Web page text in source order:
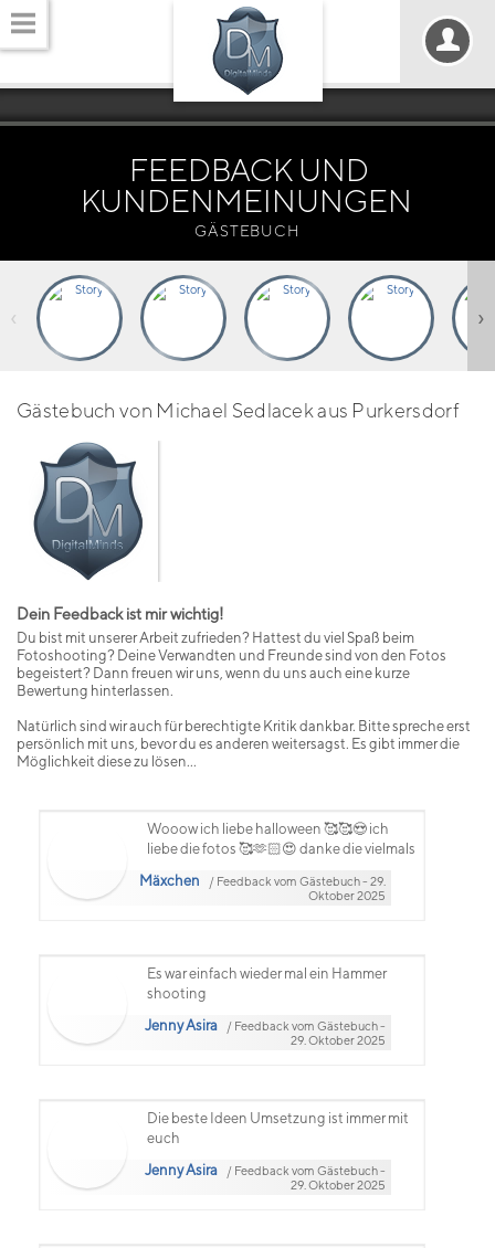
FEEDBACK UND
KUNDENMEINUNGEN
GÄSTEBUCH
‹ ›
Gästebuch von Michael Sedlacek aus Purkersdorf
Dein Feedback ist mir wichtig!
Du bist mit unserer Arbeit zufrieden? Hattest du viel Spaß beim
Fotoshooting? Deine Verwandten und Freunde sind von den Fotos
begeistert? Dann freuen wir uns, wenn du uns auch eine kurze
Bewertung hinterlassen.
Natürlich sind wir auch für berechtigte Kritik dankbar. Bitte spreche erst
persönlich mit uns, bevor du es anderen weitersagst. Es gibt immer die
Möglichkeit diese zu lösen...
Wooow ich liebe halloween 🥰🥰😍 ich
liebe die fotos 🥰🫶🏻😍 danke die vielmals
Mäxchen
/ Feedback vom Gästebuch - 29.
Oktober 2025
Es war einfach wieder mal ein Hammer
shooting
Jenny Asira
/ Feedback vom Gästebuch -
29. Oktober 2025
Die beste Ideen Umsetzung ist immer mit
euch
Jenny Asira
/ Feedback vom Gästebuch -
29. Oktober 2025